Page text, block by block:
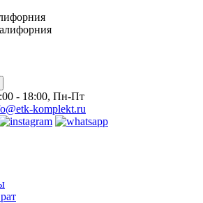
- 18:00, Пн-Пт
komplekt.ru